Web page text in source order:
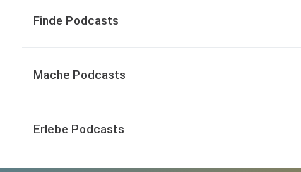
Finde Podcasts
Mache Podcasts
Erlebe Podcasts